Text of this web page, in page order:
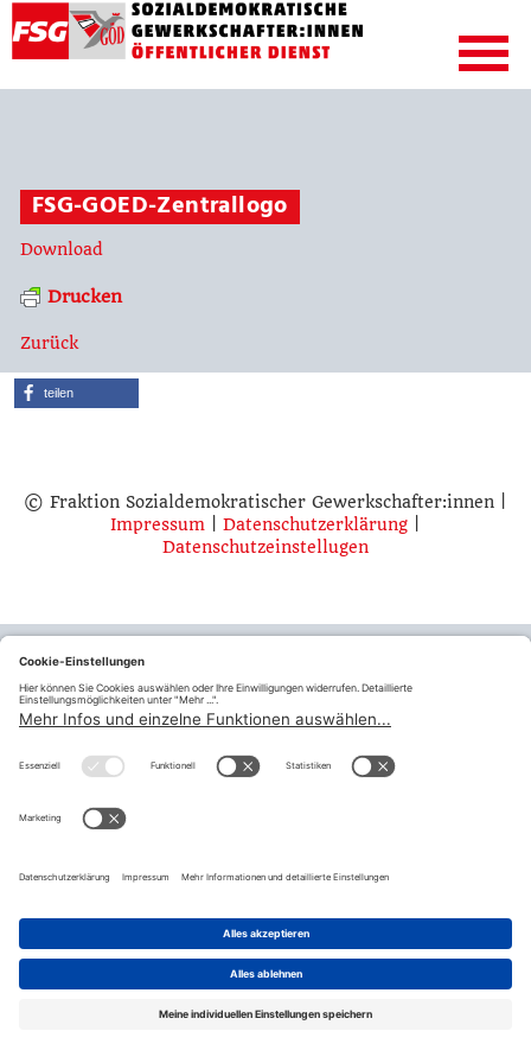
FSG-GOED-Zentrallogo
Download
Drucken
Zurück
teilen
© Fraktion Sozialdemokratischer Gewerkschafter:innen |
Impressum |Datenschutzerklärung
Datenschutzeinstellugen